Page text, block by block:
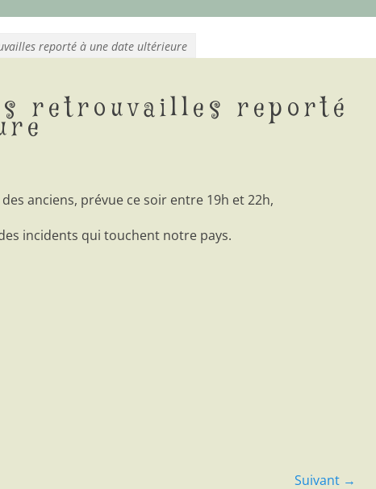
reporté à une date ultérieure
retrouvailles reporté
anciens, prévue ce soir entre 19h et 22h,
incidents qui touchent notre pays.
Suivant →